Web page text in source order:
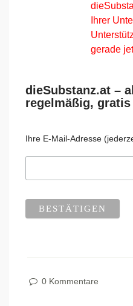
Ihrer
gerade
dieSubstanz.at –
regelmäßig, gratis
Ihre E-Mail-Adresse
0 Kommentare